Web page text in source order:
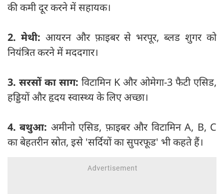
की कमी दूर करने में सहायक।
2. मेथी: आयरन और फ़ाइबर से भरपूर, ब्लड शुगर को
नियंत्रित करने में मददगार।
3. सरसों का साग: विटामिन K और ओमेगा-3 फैटी एसिड,
हड्डियों और हृदय स्वास्थ्य के लिए अच्छा।
4. बथुआ: अमीनो एसिड, फ़ाइबर और विटामिन A, B, C
का बेहतरीन स्रोत, इसे 'सर्दियों का सुपरफूड' भी कहते हैं।